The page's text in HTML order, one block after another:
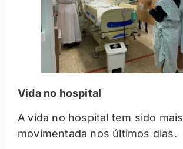
Vida no hospital
A vida no hospital tem sido mais
movimentada nos últimos dias.